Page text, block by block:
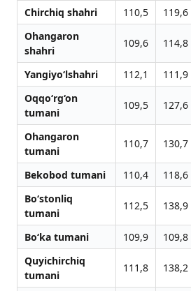
Chirchiq shahri
110,5 119,6
Ohangaron
shahri
109,6 114,8
Yangiyo‘lshahri 112,1 111,9
Oqqo‘rg‘on
tumani
109,5 127,6
Ohangaron
tumani
110,7 130,7
Bekobod tumani 110,4 118,6
Bo‘stonliq
tumani
112,5 138,9
Bo‘ka tumani 109,9 109,8
Quyichirchiq
tumani
111,8 138,2